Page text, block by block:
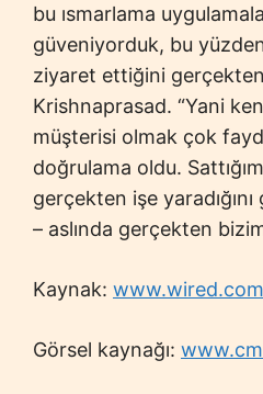
bu ısmarlama
güveniyorduk, bu
ziyaret ettiğini
Krishnaprasad. “Yani
müşterisi olmak çok
doğrulama oldu.
gerçekten işe
– aslında gerçekten
Kaynak: www.wired.com
Görsel kaynağı: